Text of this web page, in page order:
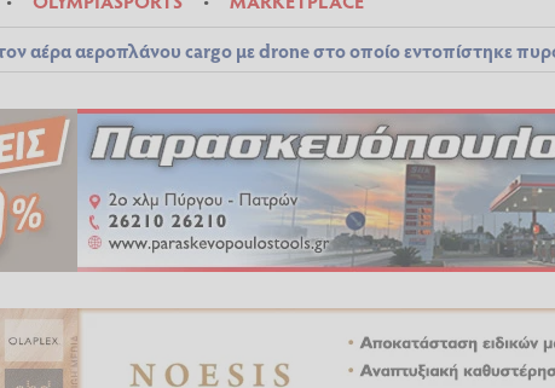
αέρα αεροπλάνου cargo με drone στο οποίο εντοπίστηκε